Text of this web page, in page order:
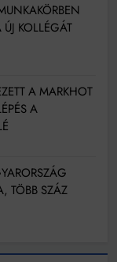
KOLLÉGÁT
A MARKHOT
A
TÖBB SZÁZ